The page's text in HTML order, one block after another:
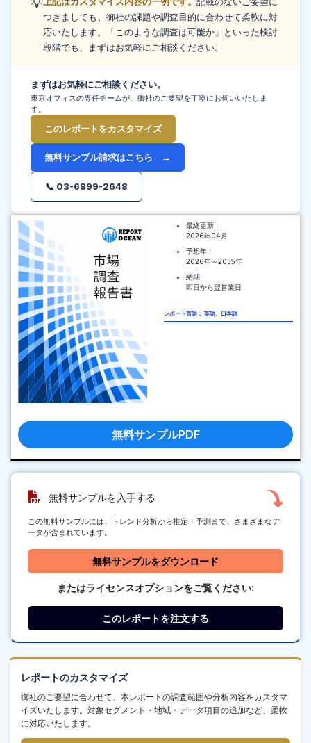
💡
つきましても、御社の課題や調査目的に合わせて柔軟に対
応いたします。「このような調査は可能か」といった検討
段階でも、まずはお気軽にご相談ください。
まずはお気軽にご相談ください。
東京オフィスの専任チームが、御社のご要望を丁寧にお伺いいたしま
す。
このレポートをカスタマイズ
無料サンプル請求はこちら →
📞 03-6899-2648
最終更新 :
2026年04月
予想年 :
2026年～2035年
納期 :
即日から翌営業日
レポート言語： 英語、日本語
無料サンプルPDF
無料サンプルを入手する
この無料サンプルには、トレンド分析から推定・予測まで、さまざまなデ
ータが含まれています。
無料サンプルをダウンロード
またはライセンスオプションをご覧ください:
このレポートを注文する
レポートのカスタマイズ
御社のご要望に合わせて、本レポートの調査範囲や分析内容をカスタマ
イズいたします。対象セグメント・地域・データ項目の追加など、柔軟
に対応いたします。